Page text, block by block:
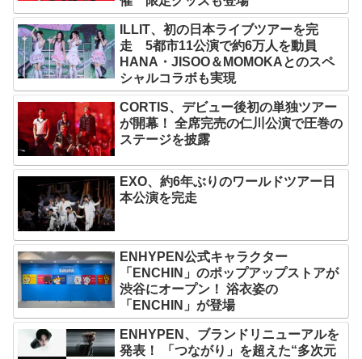
ILLIT、初の日本ライブツアーを完
走 5都市11公演で約6万人を動員
HANA・JISOO＆MOMOKAとのスペ
シャルコラボも実現
CORTIS、デビュー後初の単独ツアー
が開幕！ 全席完売の仁川公演で圧巻の
ステージを披露
EXO、約6年ぶりのワールドツアー日
本公演を完走
ENHYPEN公式キャラクター
「ENCHIN」のポップアップストアが
渋谷にオープン！ 浴衣姿の
「ENCHIN」が登場
ENHYPEN、ブランドリニューアルを
発表！ 「つながり」を超えた“多次元